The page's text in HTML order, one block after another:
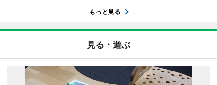
もっと見る
見る・遊ぶ